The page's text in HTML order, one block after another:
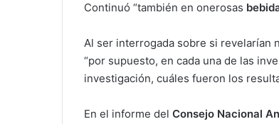
Continuó “también en onerosas
Al ser interrogada sobre si revelarían
“por supuesto, en cada una de las
investigación, cuáles fueron los
En el informe del Consejo Nacional